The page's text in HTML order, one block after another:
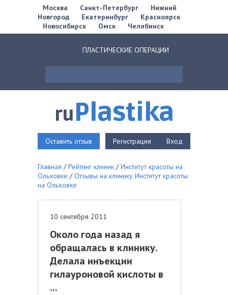
Москва Санкт-Петербург
Нижний
Новгород
Екатеринбург
Красноярск
Новосибирск
Омск Челябинск
ПЛАСТИЧЕСКИЕ ОПЕРАЦИИ
ruPlastika
Оставить отзыв Регистрация Вход
Главная /Рейтинг клиник /Институт красоты на
Ольховке /Отзывы на клинику Институт красоты
на Ольховке
10 сентября 2011
Около года назад я
обращалась в клинику.
Делала инъекции
гилауроновой кислоты в
...